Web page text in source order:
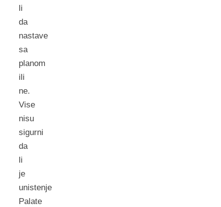
li
da
nastave
sa
planom
ili
ne.
Vise
nisu
sigurni
da
li
je
unistenje
Palate